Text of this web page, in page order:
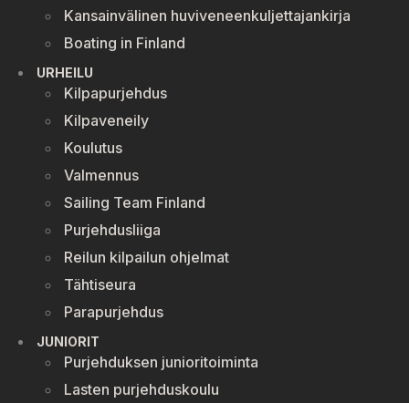
Kansainvälinen huviveneenkuljettajankirja
Boating in Finland
URHEILU
Kilpapurjehdus
Kilpaveneily
Koulutus
Valmennus
Sailing Team Finland
Purjehdusliiga
Reilun kilpailun ohjelmat
Tähtiseura
Parapurjehdus
JUNIORIT
Purjehduksen junioritoiminta
Lasten purjehduskoulu